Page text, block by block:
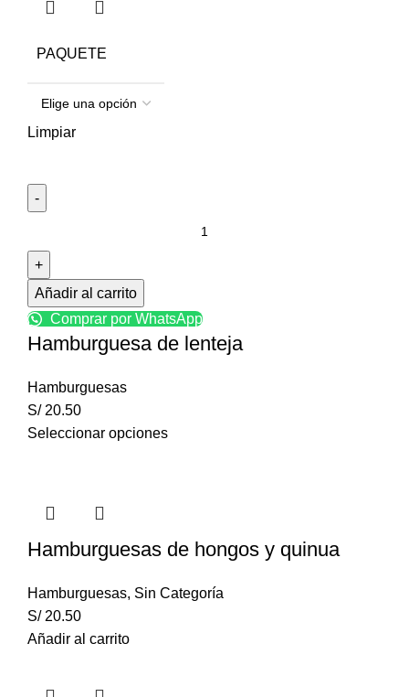
PAQUETE
Limpiar
Añadir al carrito
Comprar por WhatsApp
Hamburguesa de lenteja
Hamburguesas
S/20.50
Seleccionar opciones
Hamburguesas de hongos y quinua
Hamburguesas, Sin Categoría
S/20.50
Añadir al carrito